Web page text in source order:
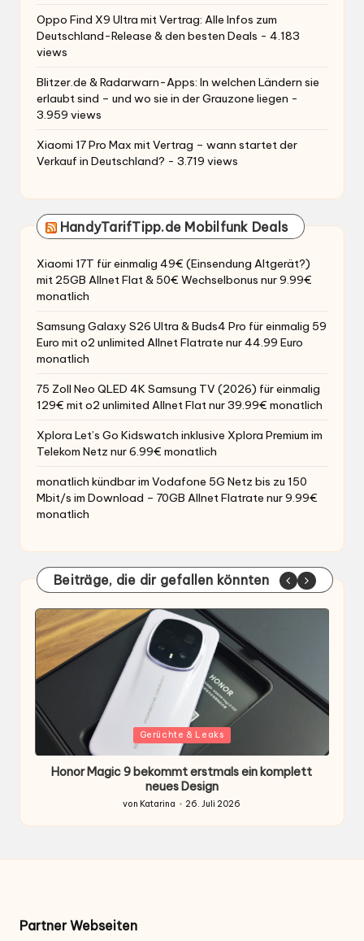
Oppo Find X9 Ultra mit Vertrag: Alle Infos zum
Deutschland-Release & den besten Deals - 4.183
views
Blitzer.de & Radarwarn-Apps: In welchen Ländern sie
erlaubt sind – und wo sie in der Grauzone liegen -
3.959 views
Xiaomi 17 Pro Max mit Vertrag – wann startet der
Verkauf in Deutschland? - 3.719 views
HandyTarifTipp.de Mobilfunk Deals
Xiaomi 17T für einmalig 49€ (Einsendung Altgerät?)
mit 25GB Allnet Flat & 50€ Wechselbonus nur 9.99€
monatlich
Samsung Galaxy S26 Ultra & Buds4 Pro für einmalig 59
Euro mit o2 unlimited Allnet Flatrate nur 44.99 Euro
monatlich
75 Zoll Neo QLED 4K Samsung TV (2026) für einmalig
129€ mit o2 unlimited Allnet Flat nur 39.99€ monatlich
Xplora Let’s Go Kidswatch inklusive Xplora Premium im
Telekom Netz nur 6.99€ monatlich
monatlich kündbar im Vodafone 5G Netz bis zu 150
Mbit/s im Download – 70GB Allnet Flatrate nur 9.99€
monatlich
Beiträge, die dir gefallen könnten
Gepostet
Gerüchte & Leaks
Honor Magic 9 bekommt erstmals ein komplett
neues Design
Gepostet
von
von Katarina 26. Juli 2026
Partner Webseiten